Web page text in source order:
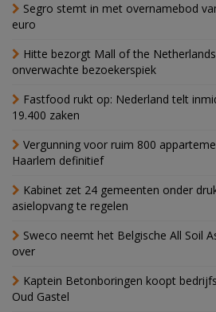
Segro stemt in met overnamebod
euro
Hitte bezorgt Mall of the Netherlands
onverwachte bezoekerspiek
Fastfood rukt op: Nederland telt
19.400 zaken
Vergunning voor ruim 800
Haarlem definitief
Kabinet zet 24 gemeenten onder
asielopvang te regelen
Sweco neemt het Belgische All Soil
over
Kaptein Betonboringen koopt
Oud Gastel